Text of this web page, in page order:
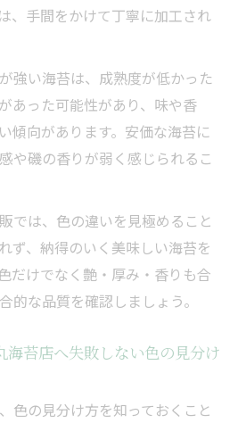
、手間をかけて丁寧に加工され
強い海苔は、成熟度が低かった
あった可能性があり、味や香
傾向があります。安価な海苔に
や磯の香りが弱く感じられるこ
では、色の違いを見極めること
ず、納得のいく美味しい海苔を
だけでなく艶・厚み・香りも合
的な品質を確認しましょう。
海苔店へ失敗しない色の見分け
色の見分け方を知っておくこと